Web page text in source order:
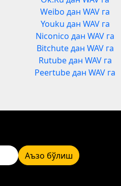
Weibo дан WAV га
Youku дан WAV га
Niconico дан WAV га
Bitchute дан WAV га
Rutube дан WAV га
Peertube дан WAV га
Аъзо бўлиш